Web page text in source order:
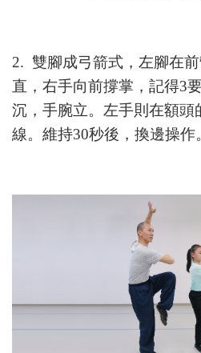
2. 雙腳成弓箭式，左腳在
直，右手向前撐掌，記得3
沉，手腕立。左手則在額頭
線。維持30秒後，換邊操作